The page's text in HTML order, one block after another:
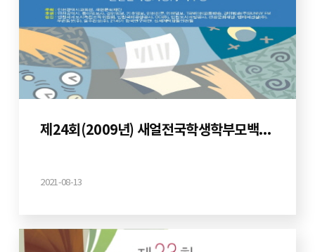
제24회(2009년) 새얼전국학생학부모백일장
2021-08-13